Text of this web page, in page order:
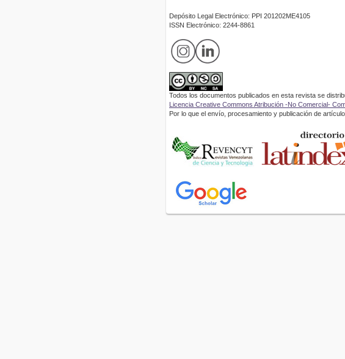
Depósito Legal Electrónico: PPI 201202ME4105
ISSN Electrónico: 2244-8861
Todos los documentos publicados en esta revista se
Licencia Creative Commons Atribución -No Comercial-
Por lo que el envío, procesamiento y publicación de